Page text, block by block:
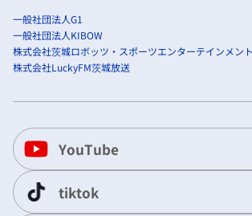
一般社団法人G1
一般社団法人KIBOW
株式会社茨城ロボッツ・スポーツエンターテインメント
株式会社LuckyFM茨城放送
YouTube
tiktok